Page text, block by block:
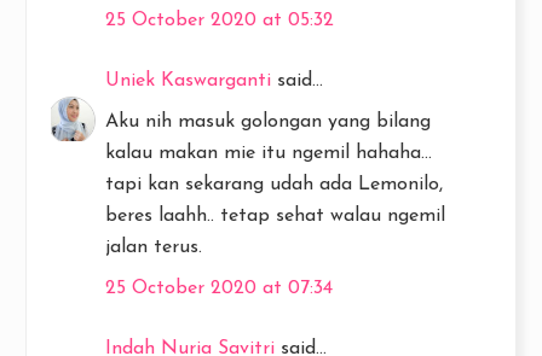
25 October 2020 at 05:32
Uniek Kaswarganti said...
Aku nih masuk golongan yang bilang
kalau makan mie itu ngemil hahaha...
tapi kan sekarang udah ada Lemonilo,
beres laahh.. tetap sehat walau ngemil
jalan terus.
25 October 2020 at 07:34
Indah Nuria Savitri said...